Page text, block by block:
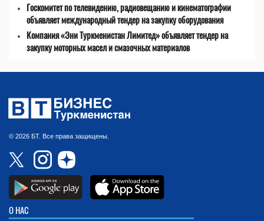
Госкомитет по телевидению, радиовещанию и кинематографии
объявляет международный тендер на закупку оборудования
Компания «Эни Туркменистан Лимитед» объявляет тендер на
закупку моторных масел и смазочных материалов
© 2026 БТ. Все права защищены.
О НАС